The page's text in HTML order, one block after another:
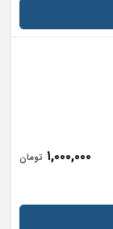
۱,۰۰۰,۰۰۰ تومان